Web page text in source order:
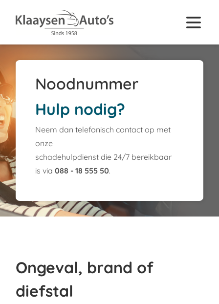
Noodnummer
Hulp nodig?
Neem dan telefonisch contact op met
onze
schadehulpdienst die 24/7 bereikbaar
is via 088 - 18 555 50.
Ongeval, brand of
diefstal